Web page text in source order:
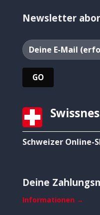
Newsletter
Schweizer Online-
Deine
Informationen →